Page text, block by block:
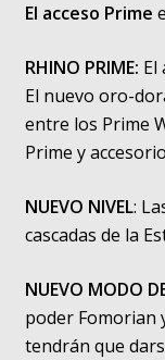
El acceso Prime
RHINO PRIME: El
El nuevo oro-
entre los Prime
Prime y
NUEVO NIVEL:
cascadas de la
NUEVO MODO
poder Fomorian
tendrán que